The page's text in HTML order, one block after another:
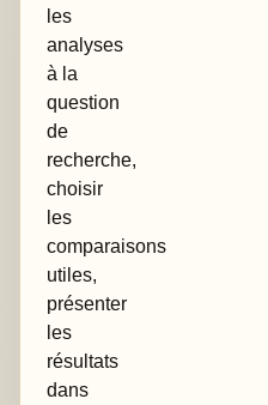
les
analyses
à la
question
de
recherche,
choisir
les
comparaisons
utiles,
présenter
les
résultats
dans